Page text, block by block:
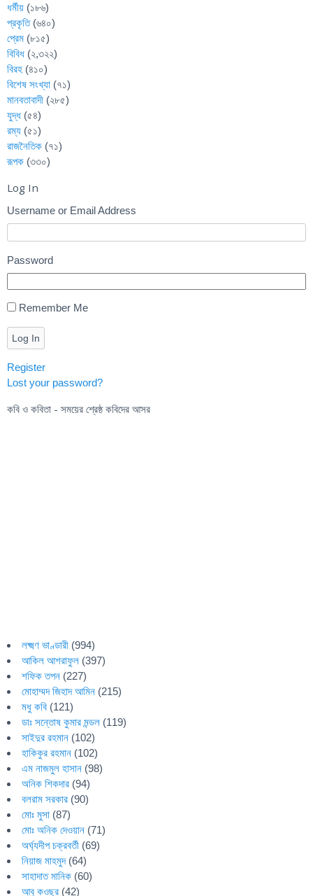
ধর্মীয় (১৮৬)
প্রকৃতি(৬৪০)
প্রেম (৮১৫)
বিবিধ (২,৩২২)
বিরহ (৪১০)
বিশেষ সংখ্যা (৭১)
মানবতাবাদী (২৮৫)
যুদ্ধ (৫৪)
রম্য (৫১)
রাজনৈতিক (৭১)
রূপক (৩৩০)
Log In
Username or Email Address
Password
Remember Me
Log In
Register
Lost your password?
কবি ও কবিতা - সময়ের শ্রেষ্ঠ কবিদের আসর
লক্ষ্মণ ভাণ্ডারী (994)
আকিল আশরাফুল (397)
শফিক তপন (227)
মোহাম্মদ জিহাদ আমিন (215)
মধু কবি (121)
ডাঃ সন্তোষ কুমার মন্ডল (119)
সাইদুর রহমান (102)
হাকিকুর রহমান (102)
এম নাজমুল হাসান (98)
অনিক শিকদার (94)
বলরাম সরকার (90)
মোঃ মুসা (87)
মোঃ অনিক দেওয়ান (71)
অর্ঘ্যদীপ চক্রবর্তী (69)
নিয়াজ মাহমুদ(64)
সাহাদাত মানিক (60)
আবু কওছর (42)